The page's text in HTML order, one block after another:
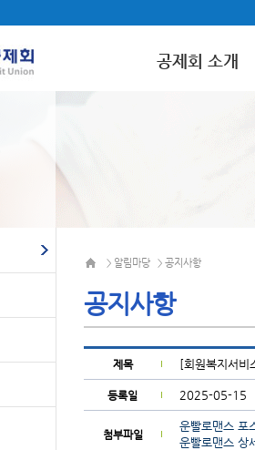
공제회 소개
> 알림마당 > 공지사항
공지사항
제목 [회원복지서비
등록일 2025-05-15
첨부파일
운빨로맨스 포
운빨로맨스 상